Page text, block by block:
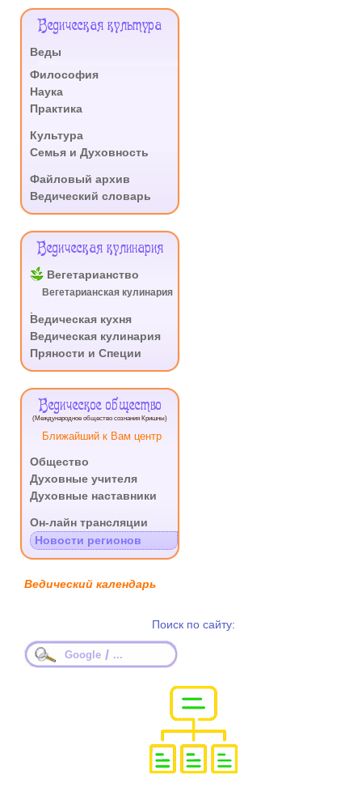
Меню
Ведическая культура
Веды
Философия
Наука
Практика
Культура
Семья и Духовность
Файловый архив
Ведический словарь
Ведическая кулинария
Вегетарианство
Вегетарианская кулинария
Ведическая кухня
Ведическая кулинария
Пряности и Специи
Ведическое общество
(Международное общество сознания Кришны)
Ближайший к Вам центр
Общество
Духовные учителя
Духовные наставники
Он-лайн трансляции
Новости регионов
Ведический календарь
Поиск по сайту:
Google / ...